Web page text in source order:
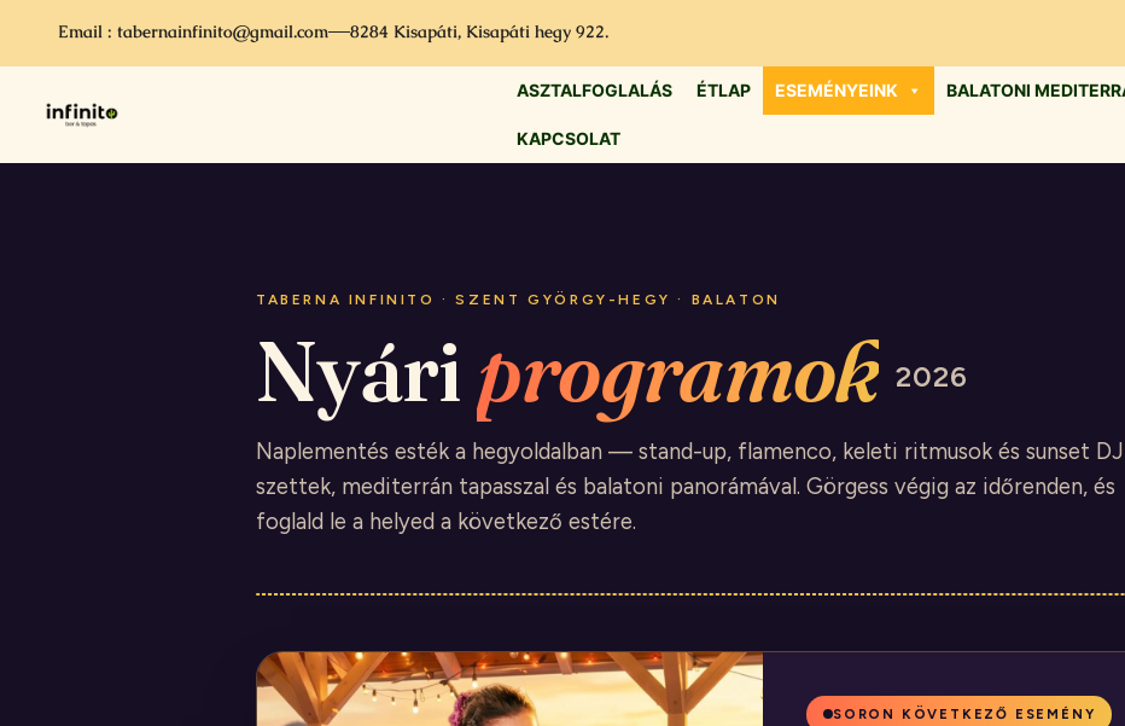
Email : tabernainfinito@gmail.com 8284 Kisapáti, Kisapáti hegy 922.
ASZTALFOGLALÁS ÉTLAP ESEMÉNYEINK BALATONI
KAPCSOLAT
TABERNA INFINITO · SZENT GYÖRGY-HEGY · BALATON
Nyáriprogramok 2026
Naplementés esték a hegyoldalban — stand-up, flamenco, keleti ritmusok és sunset DJ
szettek, mediterrán tapasszal és balatoni panorámával. Görgess végig az időrenden, és
foglald le a helyed a következő estére.
SORON KÖVETKEZŐ ESEMÉNY